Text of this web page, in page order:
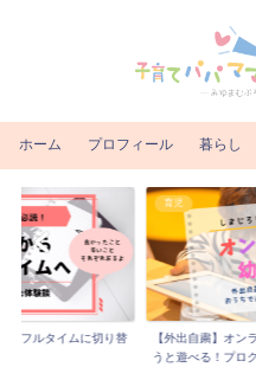
ホーム プロフィール 暮らし
らフルタイムに切り替
育児
【外出自粛】オン
うと遊べる！プログ